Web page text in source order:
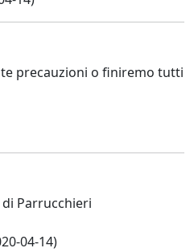
precauzioni o finiremo tutti
Parrucchieri
04-14)